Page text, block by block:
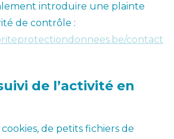
introduire une plainte
de contrôle :
contact
de l’activité en
de petits fichiers de